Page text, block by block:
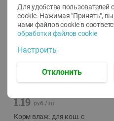
1.19 руб./шт
Корм влаж. для кош. с
Для удобства пользователей
cookie. Нажимая "Принять", вы
нами файлов cookie в
обработки файлов cookie
Настроить
Отклонить